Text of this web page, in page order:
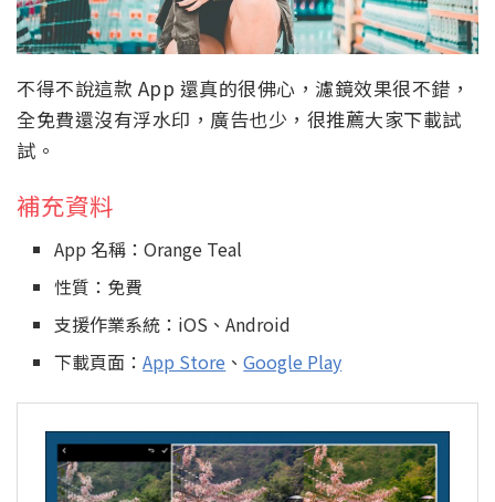
不得不說這款 App 還真的很佛心，濾鏡效果很不錯，
全免費還沒有浮水印，廣告也少，很推薦大家下載試
試。
補充資料
App 名稱：Orange Teal
性質：免費
支援作業系統：iOS、Android
下載頁面：App Store 、Google Play